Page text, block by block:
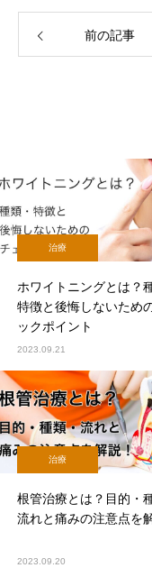
前の記事
治療
ホワイトニングとは？
特徴と後悔しないため
ックポイント
2023.09.21
治療
根管治療とは？目的・
流れと痛みの注意点を
2023.09.20